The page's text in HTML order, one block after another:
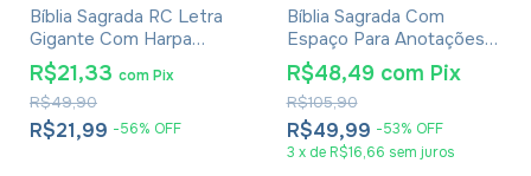
Bíblia Sagrada RC Letra
Gigante Com Harpa
Avivada E Corinhos Capa
Dura Circulo Flores
R$21,99 -56% OFF
R$49,90
R$21,33 comPix
Bíblia Sagrada Com
Espaço Para Anotações
Harpa Avivada E Corinhos
Leão Aquarela
R$49,99 -53% OFF
R$105,90
R$48,49 com Pix
3 x de R$16,66 sem juros